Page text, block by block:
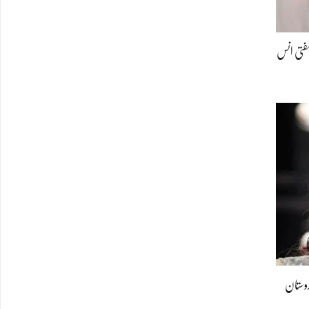
مفتی انس
برس بعد ہندوستان